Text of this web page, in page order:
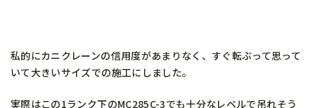
私的にカニクレーンの信用度があまりなく、すぐ転ぶって思って
いて大きいサイズでの施工にしました。
実際はこの1ランク下のMC285C-3でも十分なレベルで吊れそう